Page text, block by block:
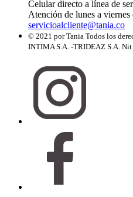
Celular directo a línea de
Atención de lunes a
servicioalcliente@tania.co
© 2021 por Tania Todos los
INTIMA S.A. -TRIDEAZ S.A.